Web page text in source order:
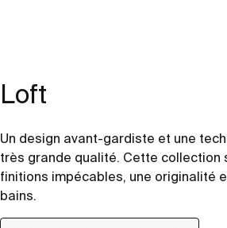
Loft
Un design avant-gardiste et une
très grande qualité. Cette
finitions impécables, une originalité
bains.